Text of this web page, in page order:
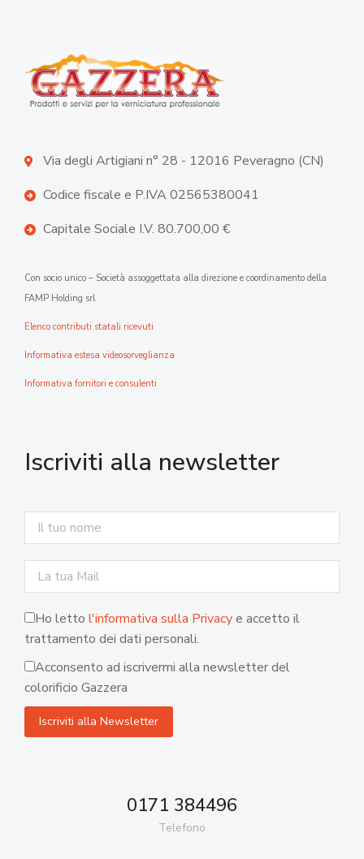
Via degli Artigiani n° 28 - 12016 Peveragno (CN)
Codice fiscale e P.IVA 02565380041
Capitale Sociale I.V. 80.700,00 €
Con socio unico – Società assoggettata alla direzione e coordinamento della
FAMP Holding srl
Elenco contributi statali ricevuti
Informativa estesa videosorveglianza
Informativa fornitori e consulenti
Iscriviti alla newsletter
Ho letto l'informativa sulla Privacye accetto il
trattamento dei dati personali.
Acconsento ad iscrivermi alla newsletter del
colorificio Gazzera
0171 384496
Telefono